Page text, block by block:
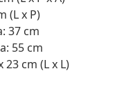
(L x P)
37 cm
55 cm
cm (L x L)